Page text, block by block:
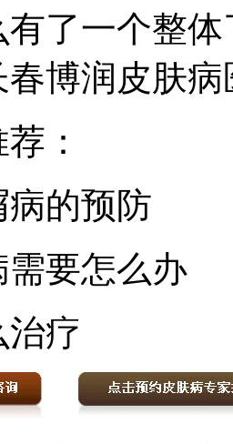
有了一个整
博润皮肤
：
的预防
要怎么办
治疗